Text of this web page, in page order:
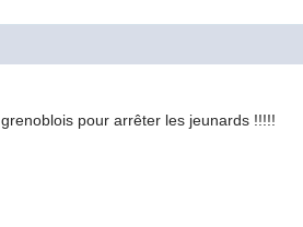
pour arrêter les jeunards !!!!!